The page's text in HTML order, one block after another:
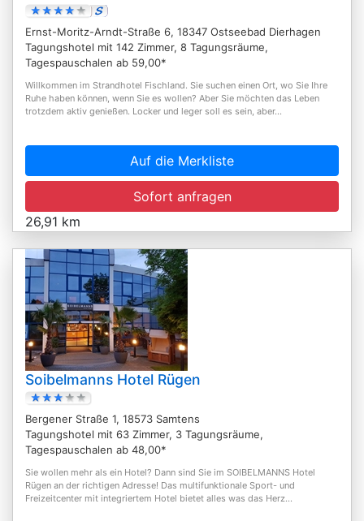
Ernst-Moritz-Arndt-Straße 6, 18347 Ostseebad Dierhagen
Tagungshotel mit 142 Zimmer, 8 Tagungsräume,
Tagespauschalen ab 59,00*
Willkommen im Strandhotel Fischland. Sie suchen einen Ort, wo Sie Ihre
Ruhe haben können, wenn Sie es wollen? Aber Sie möchten das Leben
trotzdem aktiv genießen. Locker und leger soll es sein, aber...
Auf die Merkliste
Sofort anfragen
26,91 km
Soibelmanns Hotel Rügen
Bergener Straße 1, 18573 Samtens
Tagungshotel mit 63 Zimmer, 3 Tagungsräume,
Tagespauschalen ab 48,00*
Sie wollen mehr als ein Hotel? Dann sind Sie im SOIBELMANNS Hotel
Rügen an der richtigen Adresse! Das multifunktionale Sport- und
Freizeitcenter mit integriertem Hotel bietet alles was das Herz...